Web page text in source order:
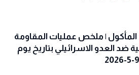
| ملخص عمليات المقاومة
ضد العدو الاسرائيلي بتاريخ يوم